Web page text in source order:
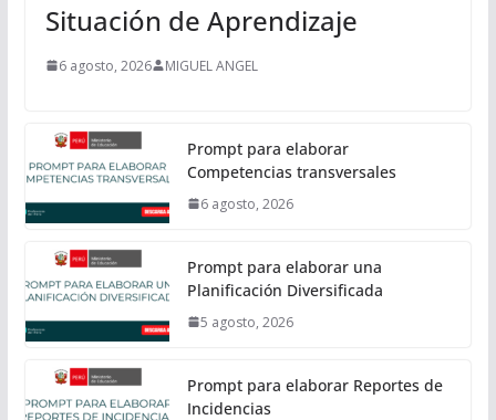
Situación de Aprendizaje
6 agosto, 2026 MIGUEL ANGEL
Prompt para elaborar
Competencias transversales
6 agosto, 2026
Prompt para elaborar una
Planificación Diversificada
5 agosto, 2026
Prompt para elaborar Reportes de
Incidencias